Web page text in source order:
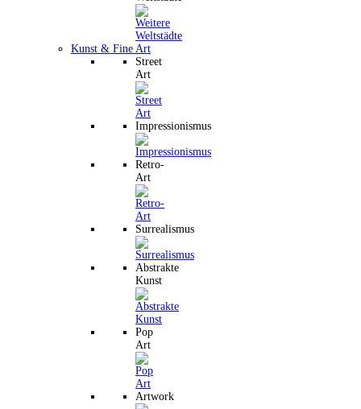
Kunst & Fine Art
Street
Art
Impressionismus
Retro-
Art
Surrealismus
Abstrakte
Kunst
Pop
Art
Artwork